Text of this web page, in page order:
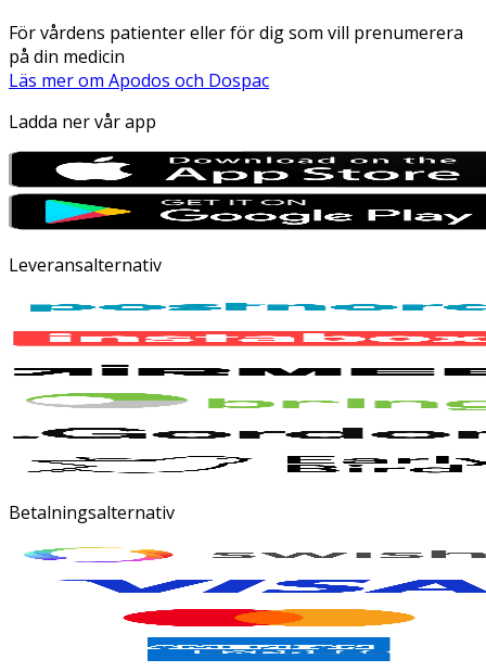
För vårdens patienter eller för dig som vill prenumerera
på din medicin
Läs mer om Apodos och Dospac
Ladda ner vår app
Leveransalternativ
Betalningsalternativ